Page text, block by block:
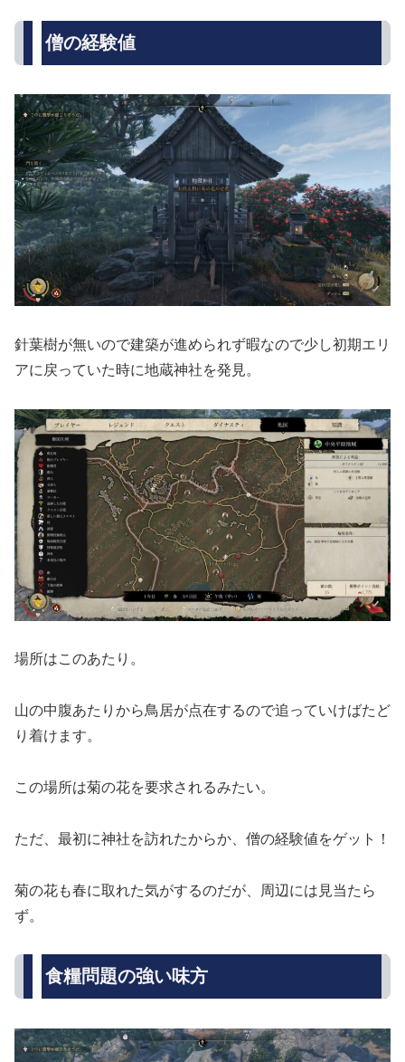
僧の経験値
針葉樹が無いので建築が進められず暇なので少し初期エリ
アに戻っていた時に地蔵神社を発見。
場所はこのあたり。
山の中腹あたりから鳥居が点在するので追っていけばたど
り着けます。
この場所は菊の花を要求されるみたい。
ただ、最初に神社を訪れたからか、僧の経験値をゲット！
菊の花も春に取れた気がするのだが、周辺には見当たら
ず。
食糧問題の強い味方